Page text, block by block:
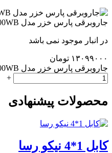
جاروبرقی پارس خزر مدل TURBO 2500WB (طرح بوش)
در انبار موجود نمی باشد
۱۳۰۹۹۰۰۰ تومان
جاروبرقی پارس خزر مدل TURBO 2500WB (طرح بوش) عدد
+
محصولات پیشنهادی
کابل 1*4 نیکو رسا